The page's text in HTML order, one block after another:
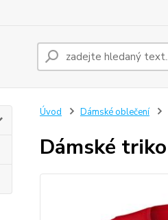
Úvod Dámské oblečení
Dámské